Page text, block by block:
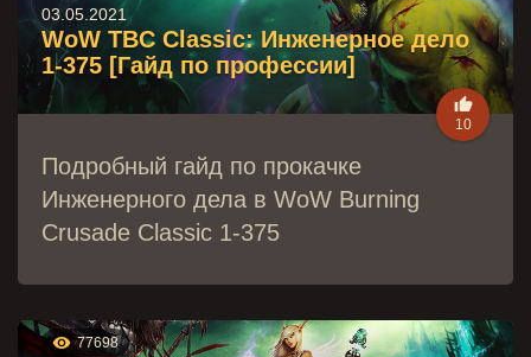
03.05.2021
WoW TBC Classic: Инженерное дело
1-375 [Гайд по профессии]

10
Подробный гайд по прокачке
Инженерного дела в WoW Burning
Crusade Classic 1-375
 77698